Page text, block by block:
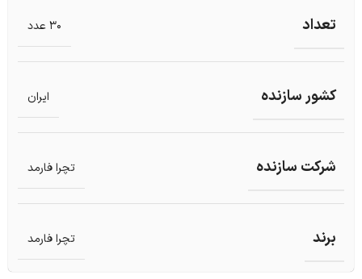
تعداد 30 عدد
کشور سازنده ایران
شرکت سازنده تچرا فارمد
برند تچرا فارمد